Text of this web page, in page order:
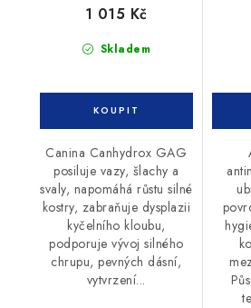
Skladem
1 015 Kč
Canina Canhydrox GAG
posiluje vazy, šlachy a
svaly, napomáhá růstu silné
kostry, zabraňuje dysplazii
kyčelního kloubu,
podporuje vývoj silného
chrupu, pevných dásní,
vytvrzení...